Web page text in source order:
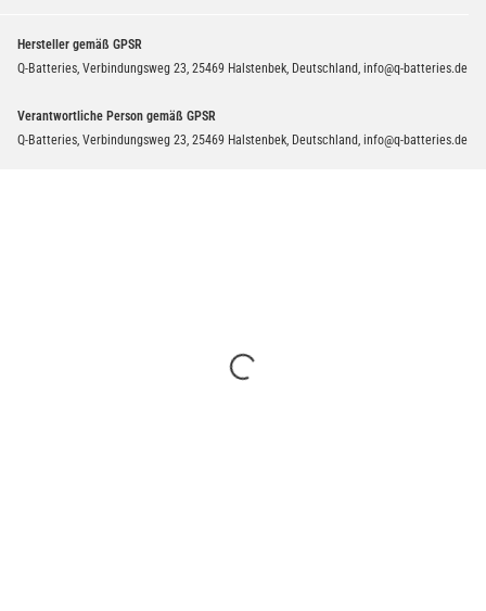
Hersteller gemäß GPSR
Q-Batteries, Verbindungsweg 23, 25469 Halstenbek, Deutschland, info@q-batteries.de
Verantwortliche Person gemäß GPSR
Q-Batteries, Verbindungsweg 23, 25469 Halstenbek, Deutschland, info@q-batteries.de